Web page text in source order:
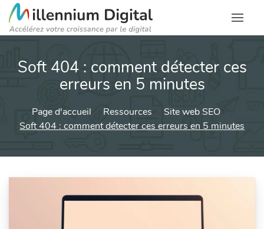
Soft 404 : comment détecter ces
erreurs en 5 minutes
Page d'accueil Ressources
Site web SEO
Soft 404 : comment détecter ces erreurs en 5 minutes